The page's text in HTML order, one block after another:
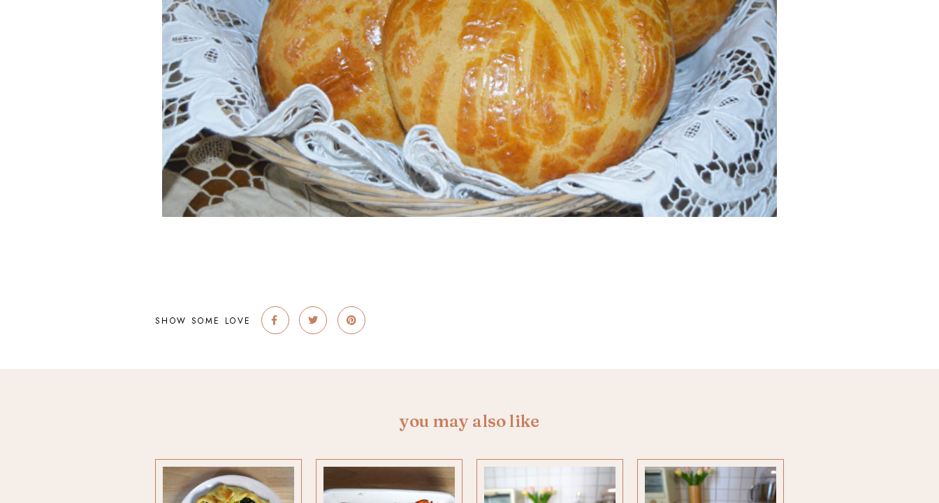
SHOW SOME LOVE
you may also like